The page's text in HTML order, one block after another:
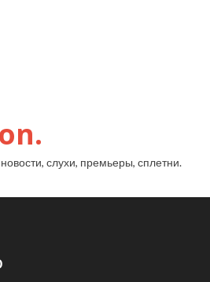
новости, слухи, премьеры, сплетни.